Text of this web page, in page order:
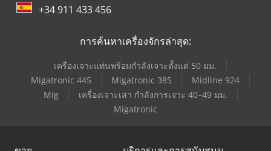
+34 911 433 456
การค้นหาเครื่องจักรล่าสุด:
เครื่องเจาะแท่นพร้อมกำลังเจาะตั้งแต่ 50 มม.
Migatronic 445
Migatronic 385
Midline 924
Mig
เครื่องเจาะเสา กำลังการเจาะ 40–49 มม.
Migatronic